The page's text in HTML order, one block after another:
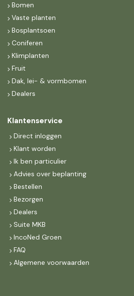
Bomen
Vaste planten
Bosplantsoen
Coniferen
Klimplanten
Fruit
Dak, lei- & vormbomen
Dealers
Klantenservice
Direct inloggen
Klant worden
Ik ben particulier
Advies over beplanting
Bestellen
Bezorgen
Dealers
Suite MKB
IncoNed Groen
FAQ
Algemene voorwaarden